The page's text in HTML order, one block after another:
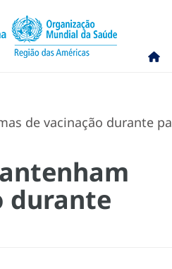
de vacinação durante
durante